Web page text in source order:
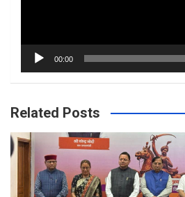
00:00
Related Posts